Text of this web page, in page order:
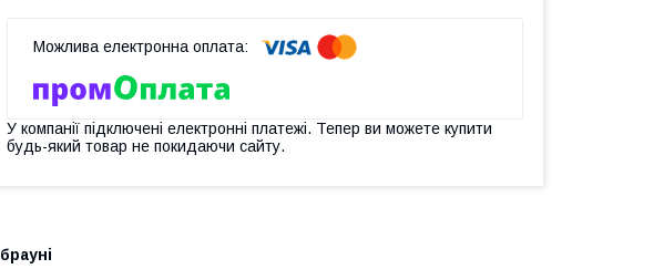
У компанії підключені електронні платежі. Тепер ви можете купити
будь-який товар не покидаючи сайту.
брауні